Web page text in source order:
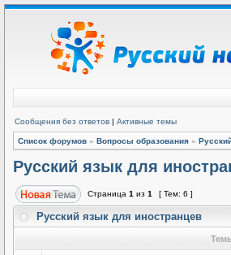
Сообщения без ответов | Активные темы
Список форумов » Вопросы образования »
Русский язык для
Страница 1 из 1 [ Тем: 6 ]
Русский язык для иностранцев